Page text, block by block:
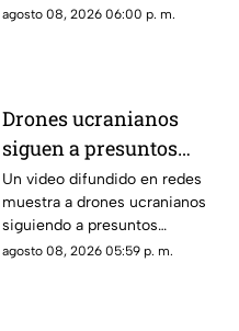
presunto agresor, de 14 años,
agosto 08, 2026 06:00 p. m.
Drones ucranianos
siguen a presuntos
soldados rusos durante
varias horas
Un video difundido en redes
muestra a drones ucranianos
siguiendo a presuntos
soldados rusos antes de un
agosto 08, 2026 05:59 p. m.